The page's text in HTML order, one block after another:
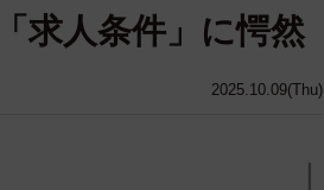
2025.10.09(Thu)
求人条件」に愕然